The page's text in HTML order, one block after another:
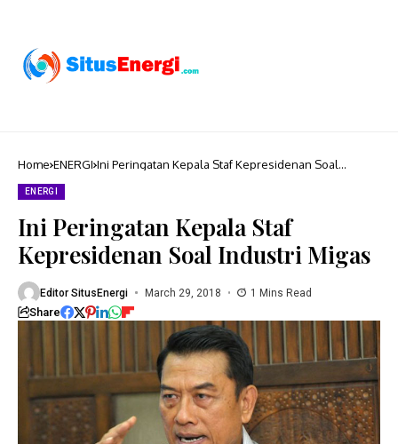
Home ENERGI Ini Peringatan Kepala Staf Kepresidenan Soal
ENERGI
Ini Peringatan Kepala Staf
Kepresidenan Soal Industri Migas
Editor SitusEnergi March 29, 2018 1 Mins Read
Share